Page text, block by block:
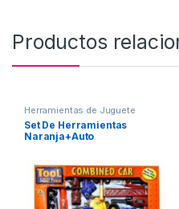
Productos
Herramientas de Juguete
Set De Herramientas
Naranja+Auto